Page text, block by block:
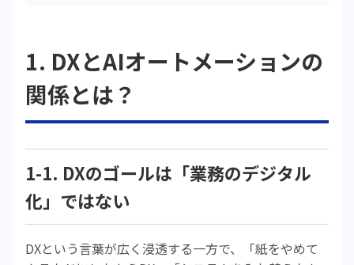
1. DXとAIオートメーションの
関係とは？
1-1. DXのゴールは「業務のデジタル
化」ではない
DXという言葉が広く浸透する一方で、「紙をやめて